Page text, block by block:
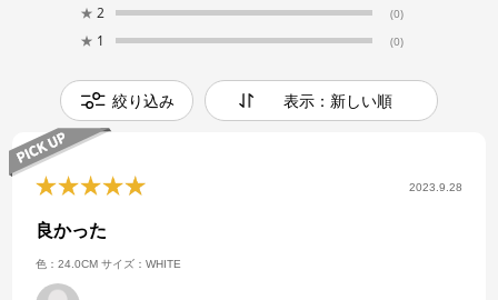
★ 2 (0)
★ 1 (0)
絞り込み 表示：新しい順
2023.9.28
良かった
色：24.0CM サイズ：WHITE